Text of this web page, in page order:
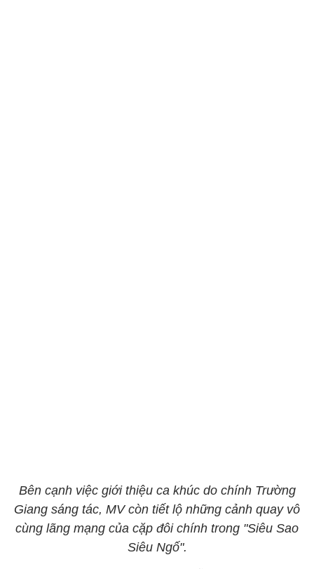
Bên cạnh việc giới thiệu ca khúc do chính Trường
Giang sáng tác, MV còn tiết lộ những cảnh quay vô
cùng lãng mạng của cặp đôi chính trong "Siêu Sao
Siêu Ngố".